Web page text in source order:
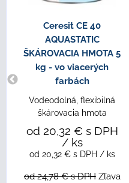
Ceresit CE 40
AQUASTATIC
ŠKÁROVACIA HMOTA 5
kg - vo viacerých
farbách
Vodeodolná, flexibilná
škárovacia hmota
od 20,32 € s DPH
/ ks
od 20,32 € s DPH / ks
od 24,78 €s DPH Zľava